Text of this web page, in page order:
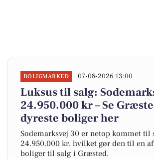
BOLIGMARKED 07-08-2026 13:00
Luksus til salg:
24.950.000 kr – Se
dyreste boliger her
Sodemarksvej 30 er netop kommet
24.950.000 kr, hvilket gør den til en
boliger til salg i Græsted.